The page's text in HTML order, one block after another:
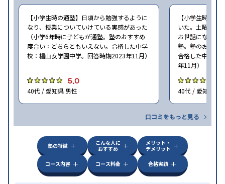
【小学生時の通塾】日頃から勉強するように
なり、授業についていけている実感があった
（小学6年時に子どもが通塾。塾のおすすめ
度合い：どちらともいえない。合格した中学
校：椙山女学園中学。回答時期2023年11月）
5.0
40代 / 愛知県 男性
【小学生時の通
いた。土曜ゼミ
お世話になった
塾。塾のおすす
合格した中学校
年11月）
40代 / 愛知県 女
口コミをもっと見る
塾の特徴
こんな人に
おすすめ
メリット・
デメリット
コース内容
コース料金 合格実績